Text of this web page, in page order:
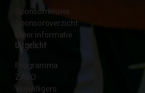
Sponsornieuws
Sponsoroverzicht
Meer informatie
Uitgelicht
Programma
ZAVO
Vrijwilligers